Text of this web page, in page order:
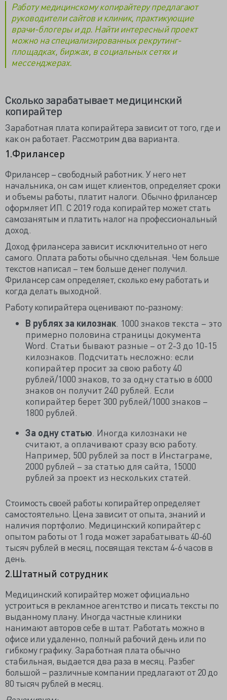
Работу медицинскому копирайтеру предлагают
руководители сайтов и клиник, практикующие
врачи-блогеры и др. Найти интересный проект
можно на специализированных рекрутинг-
площадках, биржах, в социальных сетях и
мессенджерах.
Сколько зарабатывает медицинский
копирайтер
Заработная плата копирайтера зависит от того, где и
как он работает. Рассмотрим два варианта.
1.Фрилансер
Фрилансер – свободный работник. У него нет
начальника, он сам ищет клиентов, определяет сроки
и объемы работы, платит налоги. Обычно фрилансер
оформляет ИП. С 2019 года копирайтер может стать
самозанятым и платить налог на профессиональный
доход.
Доход фрилансера зависит исключительно от него
самого. Оплата работы обычно сдельная. Чем больше
текстов написал – тем больше денег получил.
Фрилансер сам определяет, сколько ему работать и
когда делать выходной.
Работу копирайтера оценивают по-разному:
В рублях за килознак . 1000 знаков текста – это
примерно половина страницы документа
Word. Статьи бывают разные – от 2-3 до 10-15
килознаков. Подсчитать несложно: если
копирайтер просит за свою работу 40
рублей/1000 знаков, то за одну статью в 6000
знаков он получит 240 рублей. Если
копирайтер берет 300 рублей/1000 знаков –
1800 рублей.
За одну статью . Иногда килознаки не
считают, а оплачивают сразу всю работу.
Например, 500 рублей за пост в Инстаграме,
2000 рублей – за статью для сайта, 15000
рублей за проект из нескольких статей.
Стоимость своей работы копирайтер определяет
самостоятельно. Цена зависит от опыта, знаний и
наличия портфолио. Медицинский копирайтер с
опытом работы от 1 года может зарабатывать 40-60
тысяч рублей в месяц, посвящая текстам 4-6 часов в
день.
2.Штатный сотрудник
Медицинский копирайтер может официально
устроиться в рекламное агентство и писать тексты по
выданному плану. Иногда частные клиники
нанимают авторов себе в штат. Работать можно в
офисе или удаленно, полный рабочий день или по
гибкому графику. Заработная плата обычно
стабильная, выдается два раза в месяц. Разбег
большой – различные компании предлагают от 20 до
80 тысяч рублей в месяц.